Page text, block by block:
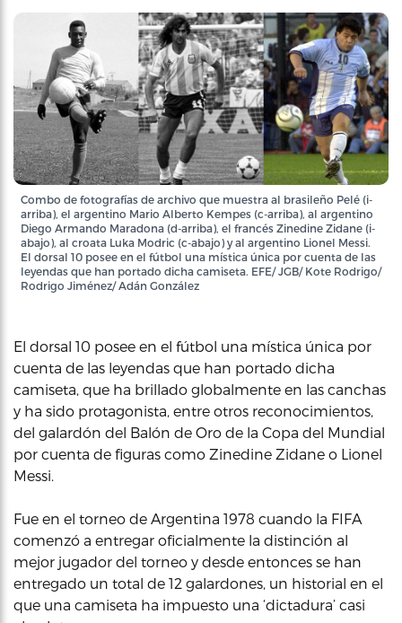
Combo de fotografías de archivo que muestra al brasileño Pelé (i-
arriba), el argentino Mario Alberto Kempes (c-arriba), al argentino
Diego Armando Maradona (d-arriba), el francés Zinedine Zidane (i-
abajo), al croata Luka Modric (c-abajo) y al argentino Lionel Messi.
El dorsal 10 posee en el fútbol una mística única por cuenta de las
leyendas que han portado dicha camiseta. EFE/ JGB/ Kote Rodrigo/
Rodrigo Jiménez/ Adán González
El dorsal 10 posee en el fútbol una mística única por
cuenta de las leyendas que han portado dicha
camiseta, que ha brillado globalmente en las canchas
y ha sido protagonista, entre otros reconocimientos,
del galardón del Balón de Oro de la Copa del Mundial
por cuenta de figuras como Zinedine Zidane o Lionel
Messi.
Fue en el torneo de Argentina 1978 cuando la FIFA
comenzó a entregar oficialmente la distinción al
mejor jugador del torneo y desde entonces se han
entregado un total de 12 galardones, un historial en el
que una camiseta ha impuesto una ‘dictadura’ casi